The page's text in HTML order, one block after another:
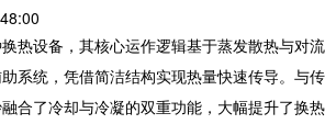
热设备，其核心运作逻辑基于蒸发散热与对流
系统，凭借简洁结构实现热量快速传导。与传
合了冷却与冷凝的双重功能，大幅提升了换热